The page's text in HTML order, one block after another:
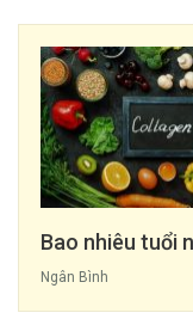
Bao nhiêu tuổi
Ngân Bình